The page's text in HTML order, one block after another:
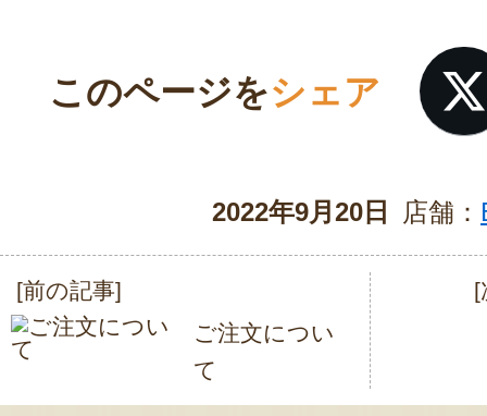
このページをシェア
2022年9月20日 店舗：
投
稿
[前の記事]
ご注文につい
て
[